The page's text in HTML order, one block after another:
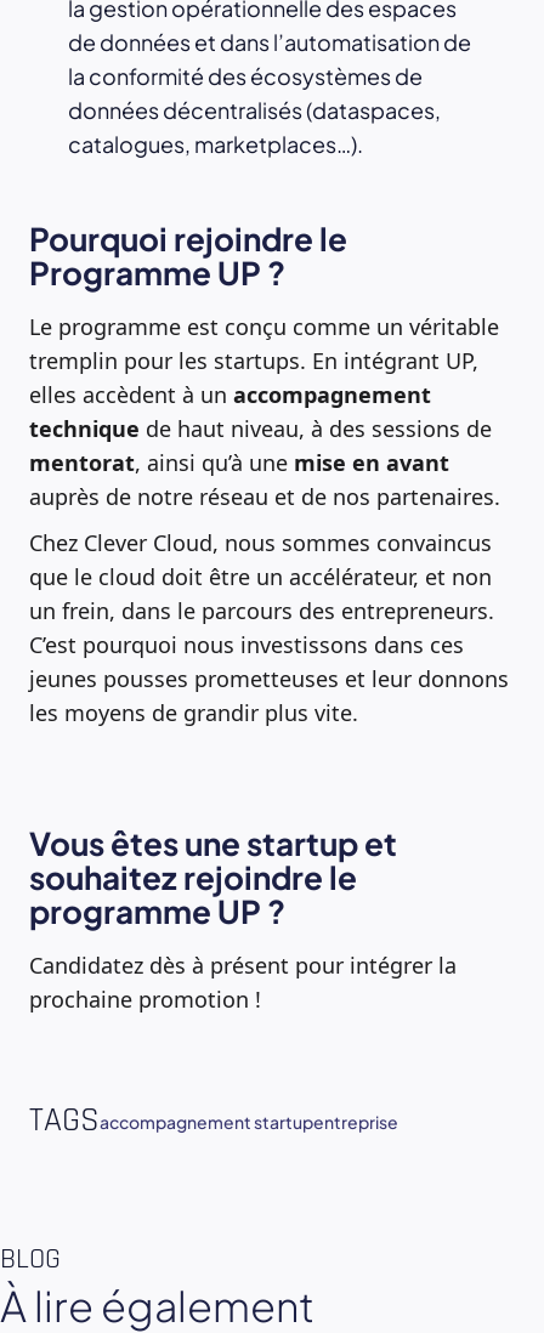
la gestion opérationnelle des espaces
de données et dans l’automatisation de
la conformité des écosystèmes de
données décentralisés (dataspaces,
catalogues, marketplaces…).
Pourquoi rejoindre le
Programme UP ?
Le programme est conçu comme un véritable
tremplin pour les startups. En intégrant UP,
elles accèdent à un accompagnement
technique de haut niveau, à des sessions de
mentorat, ainsi qu’à une mise en avant
auprès de notre réseau et de nos partenaires.
Chez Clever Cloud, nous sommes convaincus
que le cloud doit être un accélérateur, et non
un frein, dans le parcours des entrepreneurs.
C’est pourquoi nous investissons dans ces
jeunes pousses prometteuses et leur donnons
les moyens de grandir plus vite.
Vous êtes une startup et
souhaitez rejoindre le
programme UP ?
Candidatez dès à présent pour intégrer la
prochaine promotion !
TAGSaccompagnement startupentreprise
BLOG
À lire également